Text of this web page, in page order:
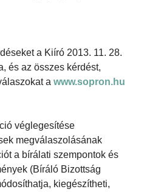
a Kiíró 2013. 11. 28.
és az összes kérdést,
a www.sopron.hu
véglegesítése
megválaszolásának
a bírálati szempontok és
(Bíráló Bizottság
kiegészítheti,